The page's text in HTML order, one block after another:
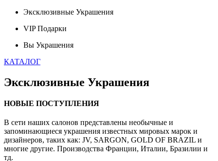
Эксклюзивные Украшения
VIPПодарки
Вы Украшения
КАТАЛОГ
Эксклюзивные Украшения
НОВЫЕ ПОСТУПЛЕНИЯ
В сети наших салонов представлены необычные и
запоминающиеся украшения известных мировых марок и
дизайнеров, таких как: JV, SARGON, GOLD OF BRAZIL и
многие другие. Производства Франции, Италии, Бразилии и
тд.